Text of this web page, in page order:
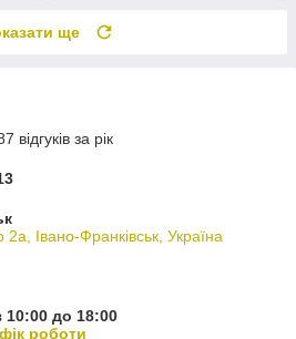
ще
відгуків за рік
Івано-Франківськ, Україна
10:00 до 18:00
роботи